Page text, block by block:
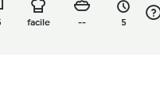
facile -- 5